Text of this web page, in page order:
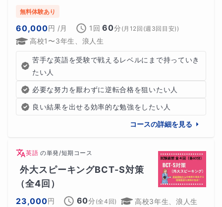
無料体験あり
60,000円 /月 1回 60分 (月12回(週3回目安) )
高校1〜3年生、浪人生
苦手な英語を受験で戦えるレベルにまで持っていき
たい人
必要な努力を厭わずに逆転合格を狙いたい人
良い結果を出せる効率的な勉強をしたい人
コースの詳細を見る
英語 の単発/短期コース
外大スピーキングBCT-S対策
（全4回）
23,000円 60分 (全4 回) 高校3年生、浪人生